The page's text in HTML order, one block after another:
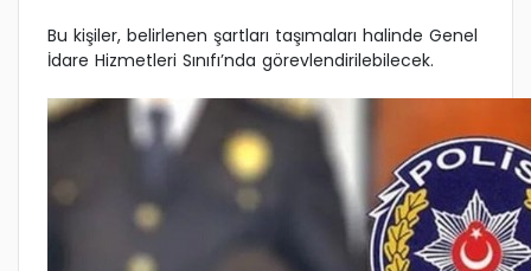
Bu kişiler, belirlenen şartları taşımaları halinde Genel
İdare Hizmetleri Sınıfı’nda görevlendirilebilecek.